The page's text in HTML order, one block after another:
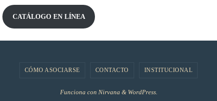
CATÁLOGO EN LÍNEA
CÓMO ASOCIARSE CONTACTO INSTITUCIONAL
Funciona con Nirvana & WordPress.